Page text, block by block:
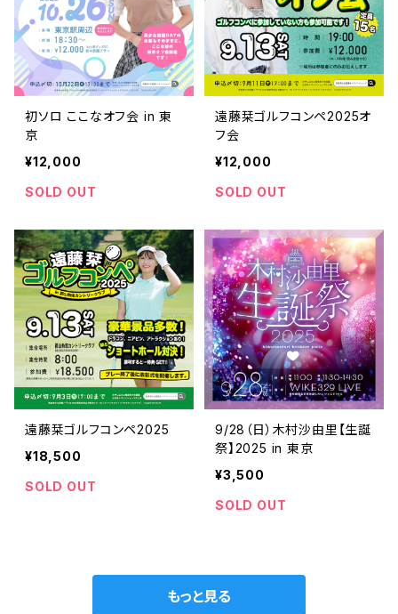
初ソロ ここなオフ会 in 東
京
¥12,000
SOLD OUT
遠藤栞ゴルフコンペ2025オ
フ会
¥12,000
SOLD OUT
遠藤栞ゴルフコンペ2025
¥18,500
SOLD OUT
9/28（日）木村沙由里【生誕
祭】2025 in 東京
¥3,500
SOLD OUT
もっと見る